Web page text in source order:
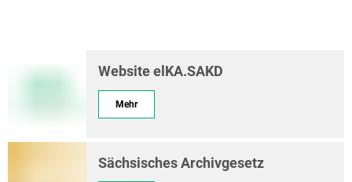
Website elKA.SAKD
Mehr
Sächsisches Archivgesetz